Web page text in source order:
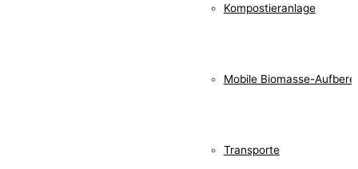
Kompostieranlage
Mobile Biomasse-
Transporte